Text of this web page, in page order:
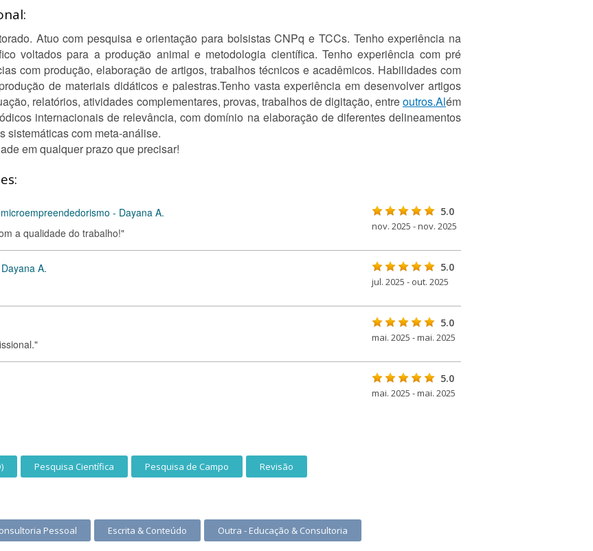
Atuo com pesquisa e orientação para bolsistas CNPq e TCCs. Tenho experiência na
voltados para a produção animal e metodologia científica. Tenho experiência com pré
com produção, elaboração de artigos, trabalhos técnicos e acadêmicos. Habilidades com
de materiais didáticos e palestras.Tenho vasta experiência em desenvolver artigos
relatórios, atividades complementares, provas, trabalhos de digitação, entreoutros.Além
internacionais de relevância, com domínio na elaboração de diferentes delineamentos
sistemáticas com meta-análise.
em qualquer prazo que precisar!
- Dayana A.
a qualidade do trabalho!"
5.0
nov. 2025 - nov. 2025
A.
5.0
jul. 2025 - out. 2025
5.0
mai. 2025 - mai. 2025
5.0
mai. 2025 - mai. 2025
Pesquisa Científica Pesquisa de Campo Revisão
Pessoal Escrita & Conteúdo Outra - Educação & Consultoria